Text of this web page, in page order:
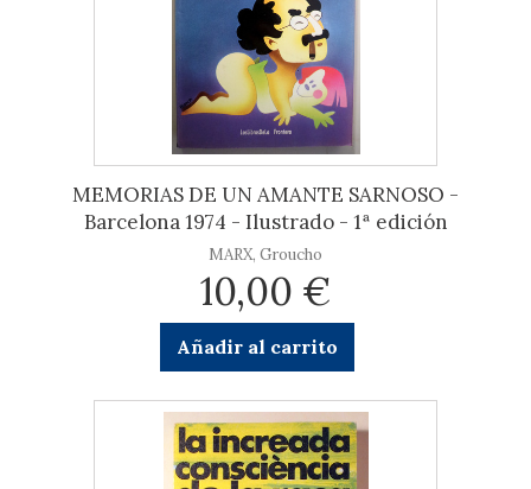
MEMORIAS DE UN AMANTE SARNOSO -
Barcelona 1974 - Ilustrado - 1ª edición
MARX, Groucho
10,00 €
Añadir al carrito